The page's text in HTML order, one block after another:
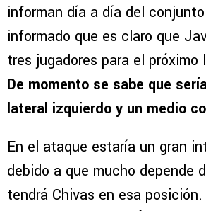
informan día a día del
informado que es claro que
tres jugadores para el próximo
De momento se sabe que
lateral izquierdo y un medio
En el ataque estaría un gran
debido a que mucho depende
tendrá Chivas en esa posición.